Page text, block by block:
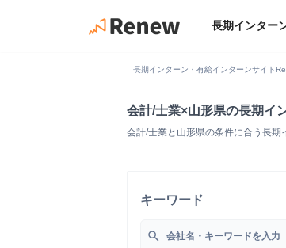
長期インター
長期インターン・有給インターンサイト
会計/士業×山形県の長期イ
会計/士業と山形県の条件に合う長期
キーワード
search